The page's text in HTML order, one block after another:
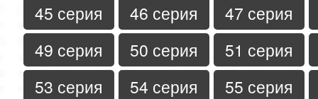
45 серия
46 серия
47 серия
49 серия
50 серия
51 серия
53 серия
54 серия
55 серия